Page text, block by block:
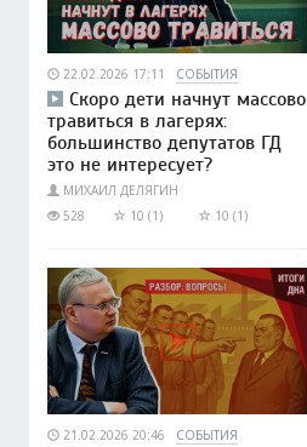
22.02.2026 17:11 СОБЫТИЯ
Скоро дети начнут массово
травиться в лагерях:
большинство депутатов ГД
это не интересует?
МИХАИЛ ДЕЛЯГИН
528
10 (1) 10 (1)
21.02.2026 20:46 СОБЫТИЯ